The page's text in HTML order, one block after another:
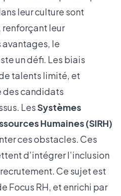
leur culture sont
leur
le
un défi. Les biais
talents limité, et
des candidats
LesSystèmes
Humaines (SIRH)
ces obstacles. Ces
d’intégrer l’inclusion
Ce sujet est
Focus RH, et enrichi par